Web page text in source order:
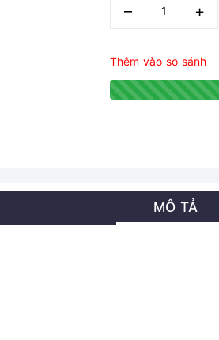
– +
Thêm vào so sánh
MÔ TẢ